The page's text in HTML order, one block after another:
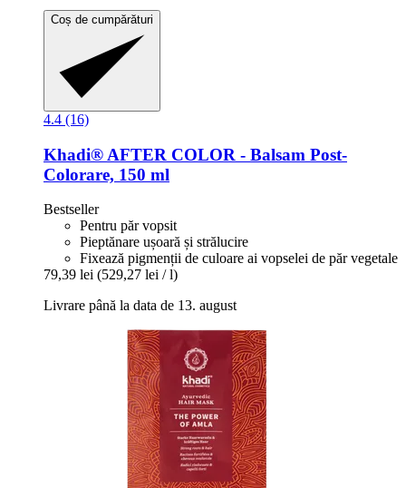
Coș de cumpărături
4.4 (16)
Khadi® AFTER COLOR -​ Balsam Post-​
Colorare, 150 ml
Bestseller
Pentru păr vopsit
Pieptănare ușoară și strălucire
Fixează pigmenții de culoare ai vopselei de păr vegetale
79,39 lei (529,27 lei / l)
Livrare până la data de 13. august